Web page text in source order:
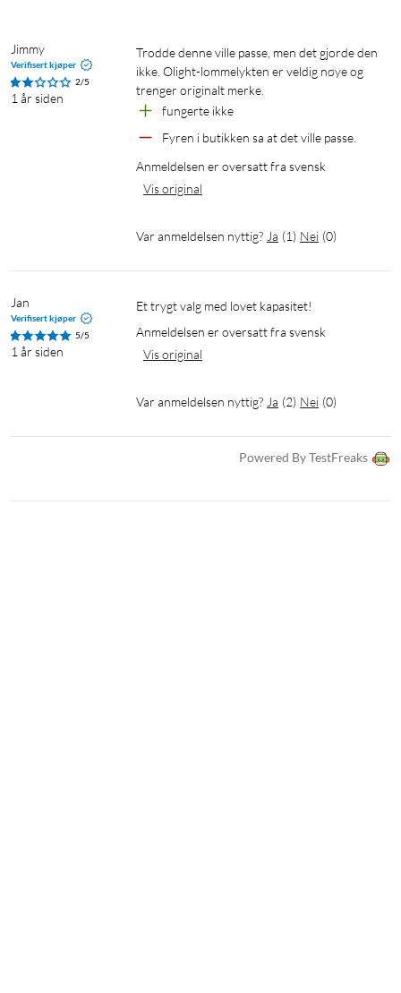
Jimmy
Verifisert kjøper
2/5
1 år siden
Trodde denne ville passe, men det gjorde den
ikke. Olight-lommelykten er veldig nøye og
trenger originalt merke.
fungerte ikke
Fyren i butikken sa at det ville passe.
Anmeldelsen er oversatt fra svensk
Vis original
Var anmeldelsen nyttig? Ja (1) Nei (0)
Jan
Verifisert kjøper
5/5
1 år siden
Et trygt valg med lovet kapasitet!
Anmeldelsen er oversatt fra svensk
Vis original
Var anmeldelsen nyttig? Ja (2) Nei (0)
Powered By TestFreaks